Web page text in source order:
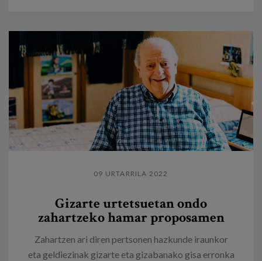
09 URTARRILA 2022
Gizarte urtetsuetan ondo
zahartzeko hamar proposamen
Zahartzen ari diren pertsonen hazkunde iraunkor
eta geldiezinak gizarte eta gizabanako gisa erronka